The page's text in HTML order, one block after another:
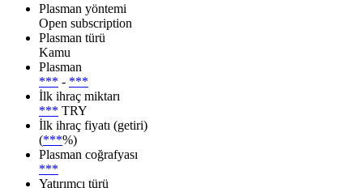
Plasman yöntemi
Open subscription
Plasman türü
Kamu
Plasman
*** - ***
İlk ihraç miktarı
*** TRY
İlk ihraç fiyatı (getiri)
(***%)
Plasman coğrafyası
***
Yatırımcı türü